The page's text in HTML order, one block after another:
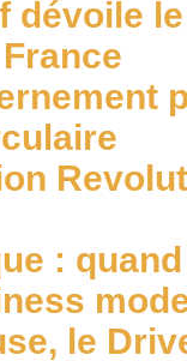
dévoile
:
le